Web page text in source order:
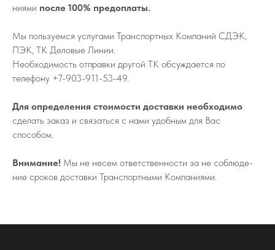
ни­я­ми после 100% предоплаты.
Мы поль­зу­ем­ся услу­га­ми Транс­порт­ных Ком­па­ний СДЭК,
ПЭК, ТК Деловые Линии.
Не­об­хо­ди­мо­сть от­прав­ки дру­гой ТК об­суж­да­ет­ся по
телефону +7-903-911-53-49.
Для определения стоимости доставки необходимо
сделать заказ и связаться с нами удобным для Вас
способом.
Внимание! Мы не не­сем от­вет­ствен­но­сти за не со­блю­де­
ние сро­ков до­став­ки Транс­порт­ны­ми Ком­па­ни­я­ми.